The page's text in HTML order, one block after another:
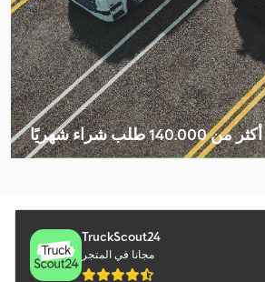
Liebherr Ltm 1030-2.1
Liebherr Ltm 1040-2.1
Liebherr Ltm 1055-3.2
Liebherr Ltm 1060-3.1
Liebherr Ltm 1070-4.2
Liebherr Ltm 1100-5.2
Liebherr Ltm 1130-5.1
أكثر من 140.000 طلب شراء شهريًا
TruckScout24
مجانا في المتجر